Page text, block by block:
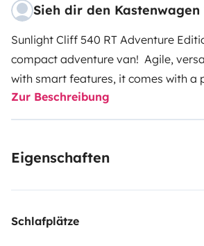
Sieh dir den
Sunlight Cliff 540 RT Adventure
compact adventure van! Agile,
with smart features, it comes with a
extra sleeping space, a fully
complete bathroom—everything
and perfect for both quick getaways
immersed in nature. Imagine to
Zur Beschreibung
Eigenschaften
Schlafplätze